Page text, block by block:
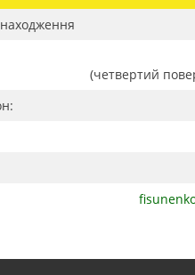
(четвертий